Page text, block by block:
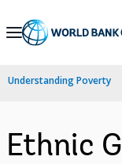
Skip
Navigation
Understanding Poverty
Ethnic